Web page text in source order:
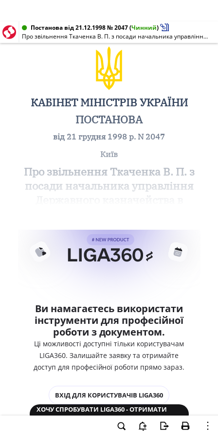
Постанова від 21.12.1998 № 2047(Чинний)
Про звільнення Ткаченка В. П. з посади начальника управління Державного казначейства в Черкаській області
КАБІНЕТ МІНІСТРІВ УКРАЇНИ
ПОСТАНОВА
від 21 грудня 1998 р. N 2047
Київ
Про звільнення Ткаченка В. П. з
посади начальника управління
Ви намагаєтесь використати
інструменти для професійної
роботи з документом.
Ці можливості доступні тільки користувачам
LIGA360. Залишайте заявку та отримайте
доступ для професійної роботи прямо зараз.
ВХІД ДЛЯ КОРИСТУВАЧІВ LIGA360
ХОЧУ СПРОБУВАТИ LIGA360 - ОТРИМАТИ